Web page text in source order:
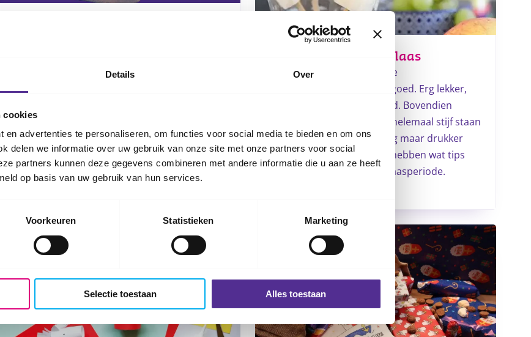
Details Over
cookies
en advertenties te personaliseren, om functies voor social media te bieden en om ons
delen we informatie over uw gebruik van onze site met onze partners voor social
partners kunnen deze gegevens combineren met andere informatie die u aan ze heeft
op basis van uw gebruik van hun services.
Voorkeuren Statistieken Marketing
Selectie toestaan Alles toestaan
gelegenheid om je kinderen een beetje extra
te verwennen. Bovendien leveren al die
onrust op. Hoeveel geef je, wat geef je en
wanneer? En hoe ga je om met klasgenootjes
die meer cadeaus krijgen? Jeugdarts Lonneke
van der Voort helpt je erdoorheen!
Lees meer
Gezond met Sinterklaas
Je ontkomt er niet aan in de
Sinterklaasperiode: snoepgoed. Erg lekker,
maar natuurlijk niet gezond. Bovendien
worden je kinderen, die al helemaal stijf staan
van de zenuwen, alleen nog maar drukker
van al dat snoepgoed. Wij hebben wat tips
voor een gezonde Sinterklaasperiode.